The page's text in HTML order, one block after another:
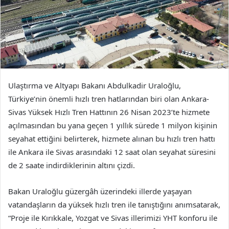
Ulaştırma ve Altyapı Bakanı Abdulkadir Uraloğlu,
Türkiye’nin önemli hızlı tren hatlarından biri olan Ankara-
Sivas Yüksek Hızlı Tren Hattının 26 Nisan 2023’te hizmete
açılmasından bu yana geçen 1 yıllık sürede 1 milyon kişinin
seyahat ettiğini belirterek, hizmete alınan bu hızlı tren hattı
ile Ankara ile Sivas arasındaki 12 saat olan seyahat süresini
de 2 saate indirdiklerinin altını çizdi.
Bakan Uraloğlu güzergâh üzerindeki illerde yaşayan
vatandaşların da yüksek hızlı tren ile tanıştığını anımsatarak,
“Proje ile Kırıkkale, Yozgat ve Sivas illerimizi YHT konforu ile